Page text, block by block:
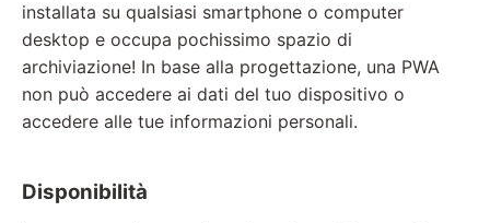
installata su qualsiasi smartphone o computer
desktop e occupa pochissimo spazio di
archiviazione! In base alla progettazione, una PWA
non può accedere ai dati del tuo dispositivo o
accedere alle tue informazioni personali.
Disponibilità